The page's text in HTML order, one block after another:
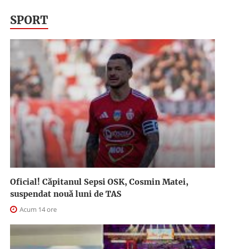
SPORT
Oficial! Căpitanul Sepsi OSK, Cosmin Matei,
suspendat nouă luni de TAS
Acum 14 ore